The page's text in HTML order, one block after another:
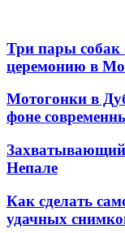
Три пары собак
церемонию в
Мотогонки в
фоне
Непале
Как сделать
удачных